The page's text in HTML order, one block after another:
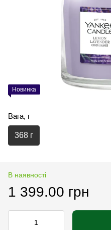
Новинка
Вага, г
368 г
В наявності
1 399.00 грн